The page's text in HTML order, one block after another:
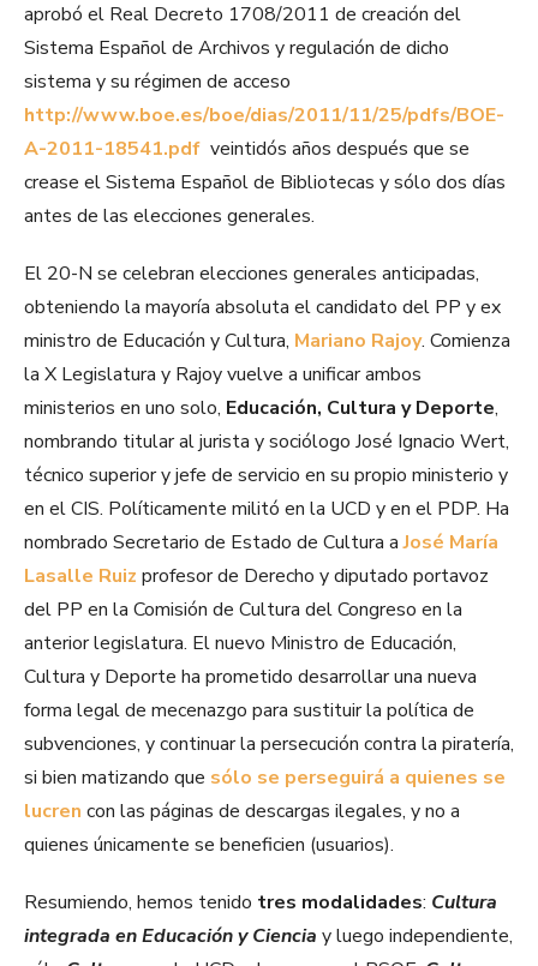
aprobó el Real Decreto 1708/2011 de creación del
Sistema Español de Archivos y regulación de dicho
sistema y su régimen de acceso
http://www.boe.es/boe/dias/2011/11/25/pdfs/BOE-
A-2011-18541.pdf veintidós años después que se
crease el Sistema Español de Bibliotecas y sólo dos días
antes de las elecciones generales.
El 20-N se celebran elecciones generales anticipadas,
obteniendo la mayoría absoluta el candidato del PP y ex
ministro de Educación y Cultura, Mariano Rajoy. Comienza
la X Legislatura y Rajoy vuelve a unificar ambos
ministerios en uno solo, Educación, Cultura y Deporte,
nombrando titular al jurista y sociólogo José Ignacio Wert,
técnico superior y jefe de servicio en su propio ministerio y
en el CIS. Políticamente militó en la UCD y en el PDP. Ha
nombrado Secretario de Estado de Cultura aJosé María
Lasalle Ruiz profesor de Derecho y diputado portavoz
del PP en la Comisión de Cultura del Congreso en la
anterior legislatura. El nuevo Ministro de Educación,
Cultura y Deporte ha prometido desarrollar una nueva
forma legal de mecenazgo para sustituir la política de
subvenciones, y continuar la persecución contra la piratería,
si bien matizando que sólo se perseguirá a quienes se
lucren con las páginas de descargas ilegales, y no a
quienes únicamente se beneficien (usuarios).
Resumiendo, hemos tenido tres modalidades: Cultura
integrada en Educación y Ciencia y luego independiente,